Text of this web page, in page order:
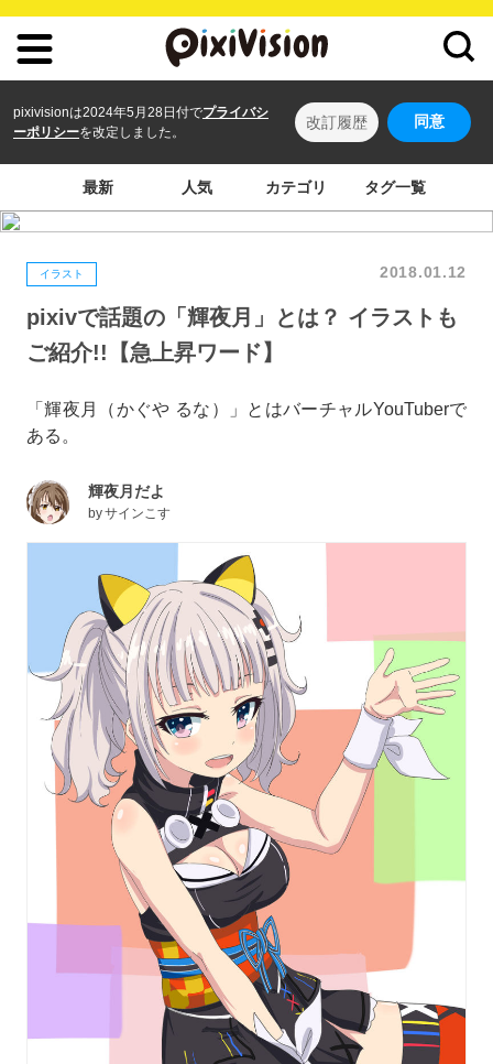
pixivisionは2024年5月28日付でプライバシ
ーポリシーを改定しました。
改訂履歴 同意
最新 人気 カテゴリ タグ一覧
イラスト 2018.01.12
pixivで話題の「輝夜月」とは？ イラストも
ご紹介!!【急上昇ワード】
「輝夜月（かぐや るな）」とはバーチャルYouTuberで
ある。
輝夜月だよ
byサインこす